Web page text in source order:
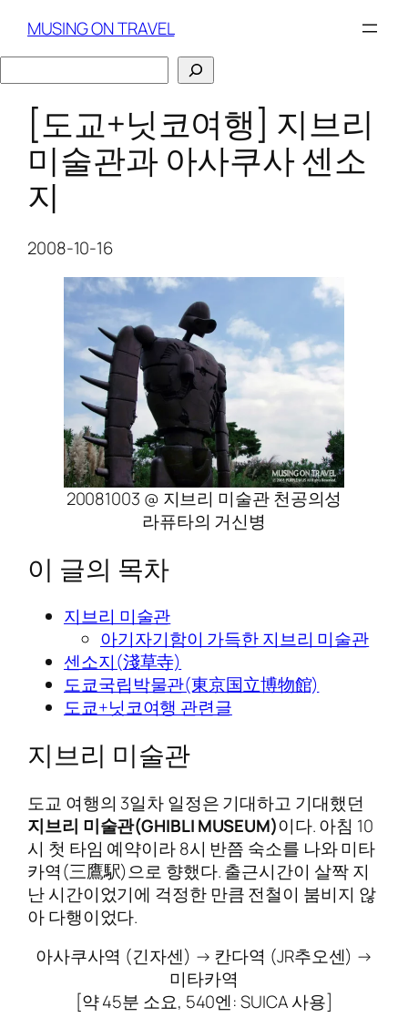
content
MUSING ON TRAVEL
색
[도교+닛코여행] 지브리
미술관과 아사쿠사 센소
지
2008-10-16
20081003 @ 지브리 미술관 천공의성
라퓨타의 거신병
이 글의 목차
지브리 미술관
아기자기함이 가득한 지브리 미술관
센소지(淺草寺)
도쿄국립박물관(東京国立博物館)
도쿄+닛코여행 관련글
지브리 미술관
도교 여행의 3일차 일정은 기대하고 기대했던
지브리 미술관(GHIBLI MUSEUM)이다. 아침 10
시 첫 타임 예약이라 8시 반쯤 숙소를 나와 미타
카역(三鷹駅)으로 향했다. 출근시간이 살짝 지
난 시간이었기에 걱정한 만큼 전철이 붐비지 않
아 다행이었다.
아사쿠사역 (긴자센) → 칸다역 (JR추오센) →
미타카역
[약 45분 소요, 540엔: SUICA 사용]